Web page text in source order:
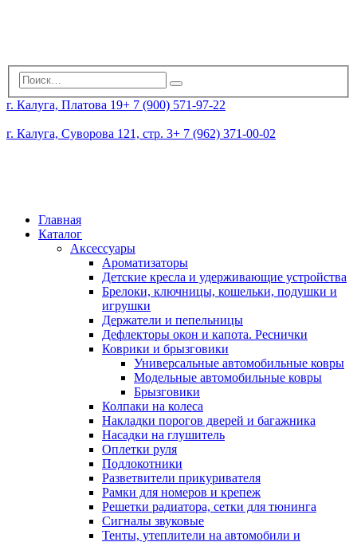
г. Калуга, Платова 19+ 7 (900) 571-97-22
г. Калуга, Суворова 121, стр. 3+ 7 (962) 371-00-02
Главная
Каталог
Аксессуары
Ароматизаторы
Детские кресла и удерживающие устройства
Брелоки, ключницы, кошельки, подушки и
игрушки
Держатели и пепельницы
Дефлекторы окон и капота. Реснички
Коврики и брызговики
Универсальные автомобильные ковры
Модельные автомобильные ковры
Брызговики
Колпаки на колеса
Накладки порогов дверей и багажника
Насадки на глушитель
Оплетки руля
Подлокотники
Разветвители прикуривателя
Рамки для номеров и крепеж
Решетки радиатора, сетки для тюнинга
Сигналы звуковые
Тенты, утеплители на автомобили и